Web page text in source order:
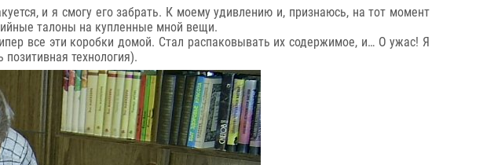
и я смогу его забрать. К моему удивлению и, признаюсь, на тот момент
талоны на купленные мной вещи.
все эти коробки домой. Стал распаковывать их содержимое, и… О ужас! Я
технология).